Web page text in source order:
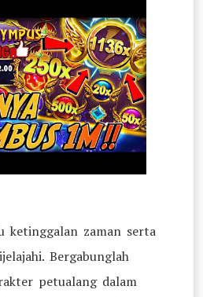
ketinggalan zaman serta
Bergabunglah
petualang dalam